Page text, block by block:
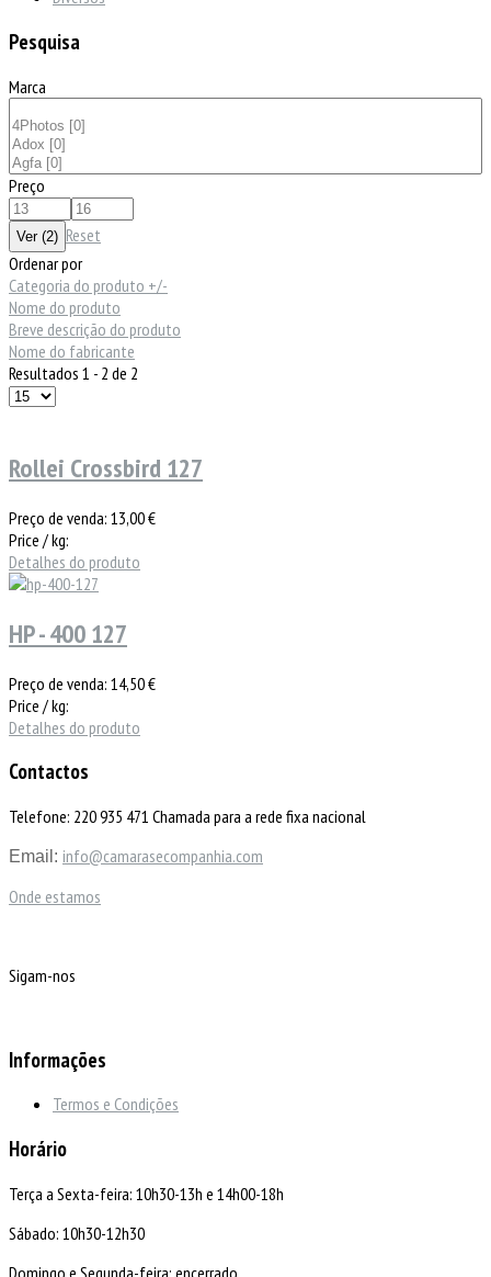
Pesquisa
Marca
Preço
Reset
Ordenar por
Categoria do produto +/-
Nome do produto
Breve descrição do produto
Nome do fabricante
Resultados 1 - 2 de 2
Rollei Crossbird 127
Preço de venda: 13,00 €
Price / kg:
Detalhes do produto
HP - 400 127
Preço de venda: 14,50 €
Price / kg:
Detalhes do produto
Contactos
Telefone: 220 935 471 Chamada para a rede fixa nacional
Email: info@camarasecompanhia.com
Onde estamos
Sigam-nos
Informações
Termos e Condições
Horário
Terça a Sexta-feira: 10h30-13h e 14h00-18h
Sábado: 10h30-12h30
Domingo e Segunda-feira: encerrado